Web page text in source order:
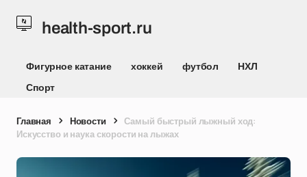
health-sport.ru
Фигурное катание хоккей футбол
НХЛ
Спорт
Главная Новости
Самый быстрый лыжный ход:
Искусство и наука скорости на лыжах